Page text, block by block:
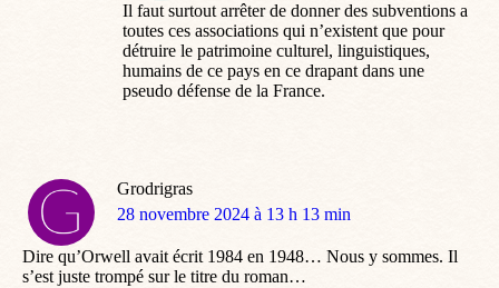
Il faut surtout arrêter de donner des subventions a
toutes ces associations qui n’existent que pour
détruire le patrimoine culturel, linguistiques,
humains de ce pays en ce drapant dans une
pseudo défense de la France.
Grodrigras
dit
28 novembre 2024 à 13 h 13 min
Dire qu’Orwell avait écrit 1984 en 1948… Nous y sommes. Il
s’est juste trompé sur le titre du roman…